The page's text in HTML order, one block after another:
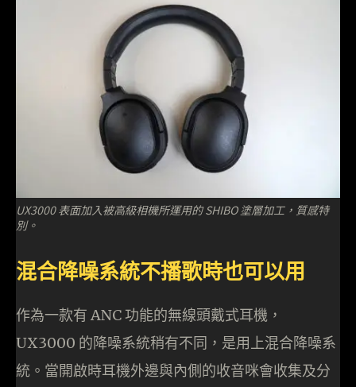
UX3000 表面加入被高級相機所運用的 SHIBO 塗層加工，質感特
別。
混合降噪系統不播歌時也可以用
作為一款有 ANC 功能的無線頭戴式耳機，
UX3000 的降噪系統稍有不同，是用上混合降噪系
統。當開啟時耳機外邊與內側的收音咪會收集及分